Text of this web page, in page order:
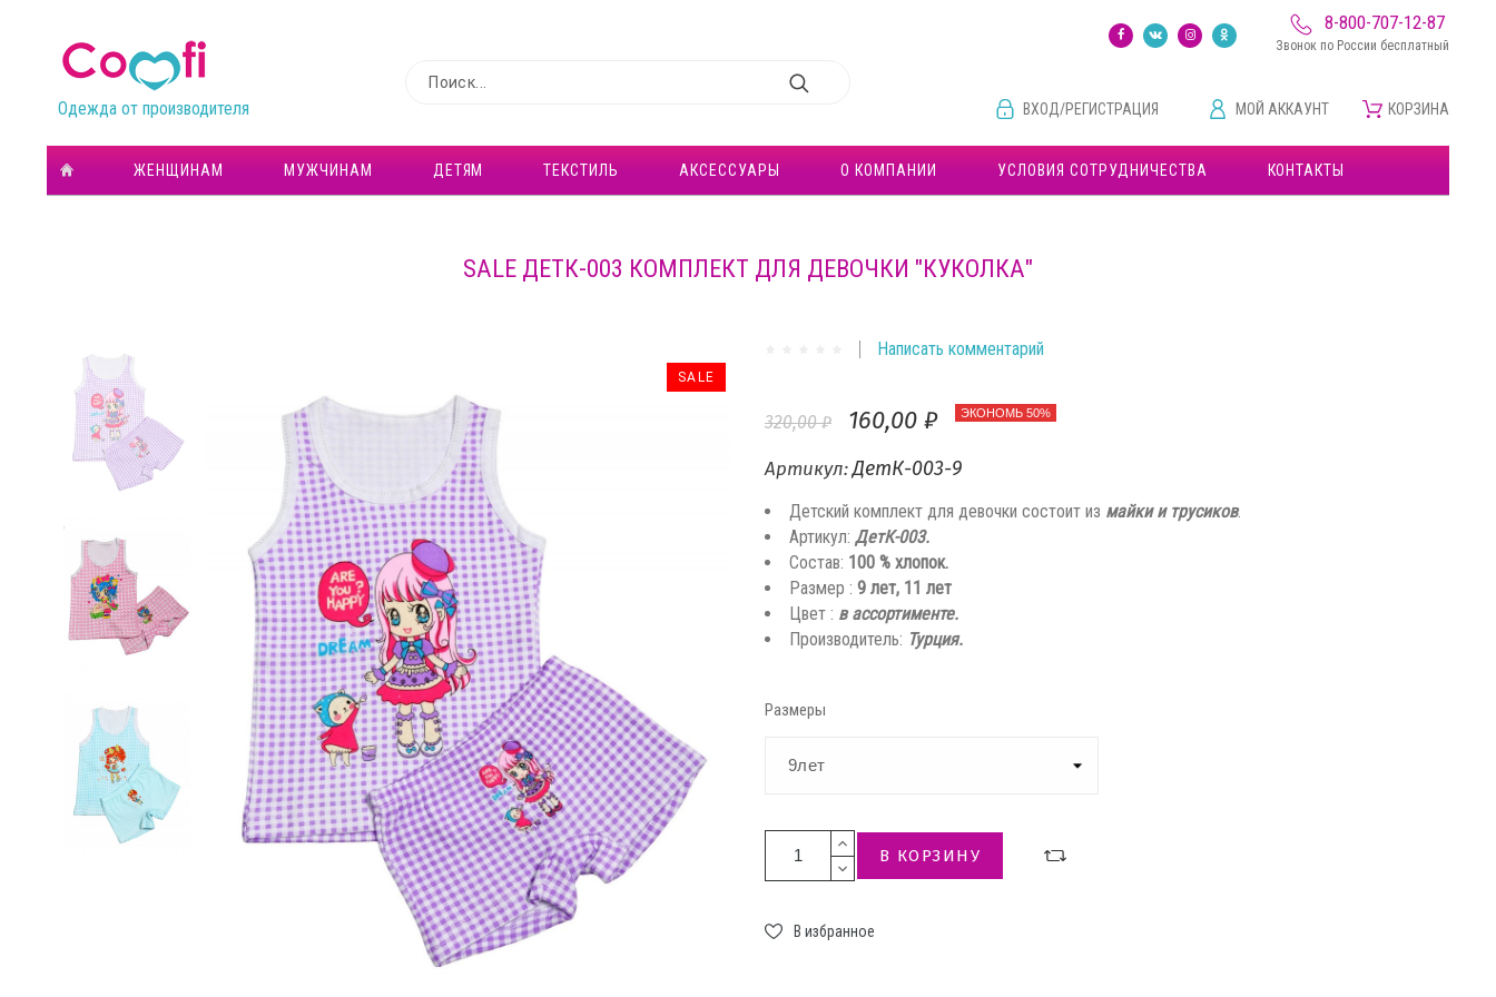
8-800-707-12-87
Звонок по России бесплатный
Одежда от производителя ВХОД/РЕГИСТРАЦИЯ МОЙ АККАУНТ КОРЗИНА
ЖЕНЩИНАМ МУЖЧИНАМ ДЕТЯМ ТЕКСТИЛЬ АКСЕССУАРЫ О КОМПАНИИ УСЛОВИЯ СОТРУДНИЧЕСТВА КОНТАКТЫ
SALE ДЕТК-003 КОМПЛЕКТ ДЛЯ ДЕВОЧКИ "КУКОЛКА"
SALE
Написать комментарий
320,00 ₽ 160,00 ₽ ЭКОНОМЬ 50%
Артикул:ДетК-003-9
Детский комплект для девочки состоит из майки и трусиков.
Артикул: ДетК-003.
Состав: 100 % хлопок.
Размер : 9 лет, 11 лет
Цвет : в ассортименте.
Производитель: Турция.
Размеры
В КОРЗИНУ
В избранное